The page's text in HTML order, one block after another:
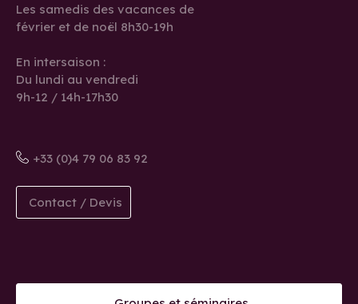
Les samedis des vacances de
février et de noël 8h30-19h
En intersaison :
Du lundi au vendredi
9h-12 / 14h-17h30
+33 (0)4 79 06 83 92
Contact / Devis